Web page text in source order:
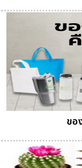
ขอ